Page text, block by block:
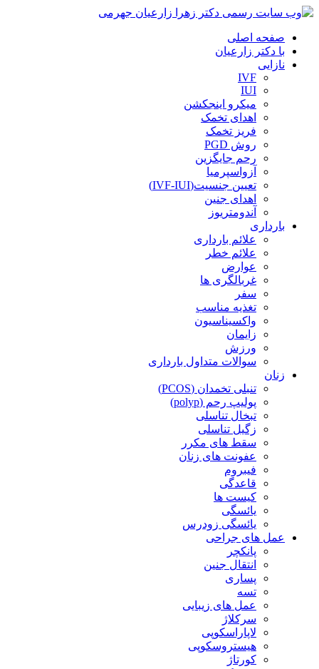
صفحه اصلی
با دکتر زارعیان
نازایی
IVF
IUI
میکرو اینجکشن
اهدای تخمک
فریز تخمک
روش PGD
رحم جایگزین
آزواسپرمیا
تعیین جنسیت(IVF-IUI)
اهدای جنین
آندومتریوز
بارداری
علائم بارداری
علائم خطر
عوارض
غربالگری ها
سفر
تغذیه مناسب
واکسیناسیون
زایمان
ورزش
سوالات متداول بارداری
زنان
تنبلی تخمدان (PCOS)
پولیپ رحم (polyp)
تبخال تناسلی
زگیل تناسلی
سقط های مکرر
عفونت های زنان
فیبروم
قاعدگی
کیست ها
یائسگی
یائسگی زودرس
عمل های جراحی
پانکچر
انتقال جنین
پساری
تسه
عمل های زیبایی
سرکلاژ
لاپاراسکوپی
هیستروسکوپی
کورتاژ